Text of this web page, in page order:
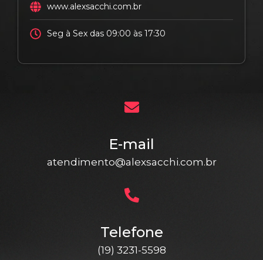
www.alexsacchi.com.br
Seg à Sex das 09:00 às 17:30
E-mail
atendimento@alexsacchi.com.br
Telefone
(19) 3231-5598